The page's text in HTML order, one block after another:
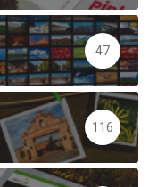
47
116